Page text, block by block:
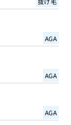
AGA
AGA
AGA